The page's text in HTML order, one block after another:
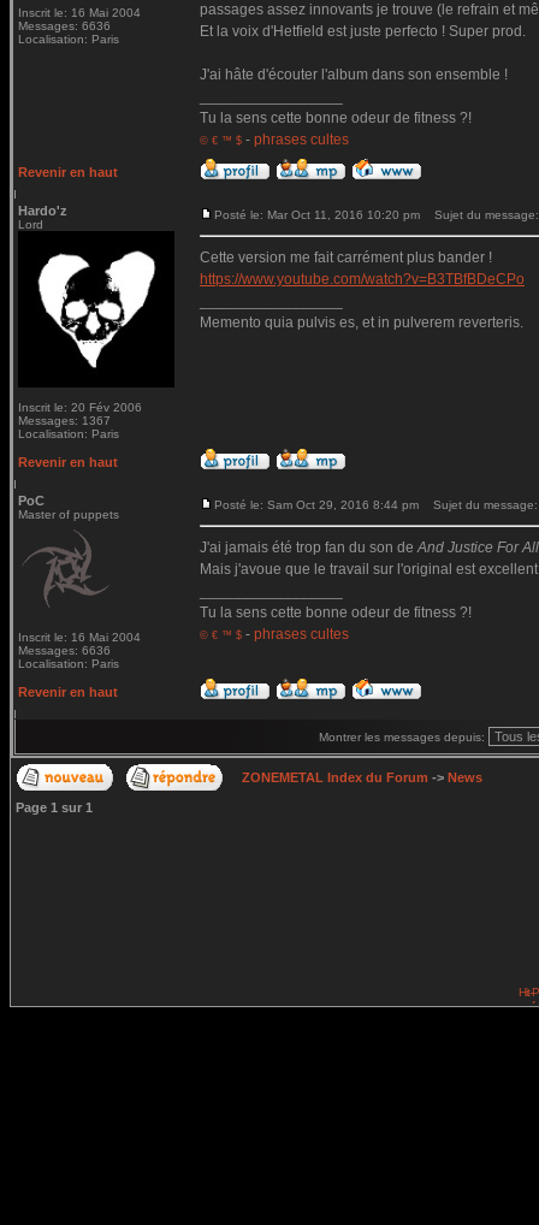
Inscrit le: 16 Mai 2004
Messages: 6636
Localisation: Paris
passages assez innovants je trouve (le refrain et
Et la voix d'Hetfield est juste perfecto ! Super prod.
J'ai hâte d'écouter l'album dans son ensemble !
Tu la sens cette bonne odeur de fitness ?!
© € ™ $ - phrases cultes
Revenir en haut
Hardo'z
Lord
Inscrit le: 20 Fév 2006
Messages: 1367
Localisation: Paris
Posté le: Mar Oct 11, 2016 10:20 pm Sujet du message:
Cette version me fait carrément plus bander !
https://www.youtube.com/watch?v=B3TBfBDeCPo
Memento quia pulvis es, et in pulverem reverteris.
Revenir en haut
PoC
Master of puppets
Inscrit le: 16 Mai 2004
Messages: 6636
Localisation: Paris
Posté le: Sam Oct 29, 2016 8:44 pm Sujet du message:
J'ai jamais été trop fan du son deAnd Justice For
Mais j'avoue que le travail sur l'original est
Tu la sens cette bonne odeur de fitness ?!
© € ™ $ - phrases cultes
Revenir en haut
Montrer les messages depuis:
ZONEMETAL Index du Forum -> News
Page 1 sur 1